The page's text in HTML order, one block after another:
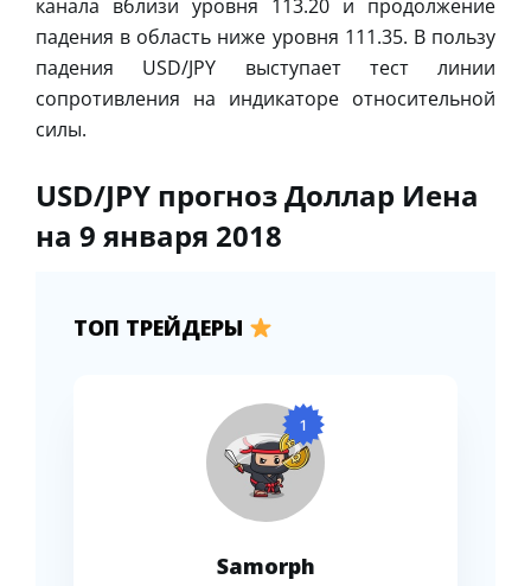
канала вблизи уровня 113.20 и продолжение
падения в область ниже уровня 111.35. В пользу
падения USD/JPY выступает тест линии
сопротивления на индикаторе относительной
силы.
USD/JPY прогноз Доллар Иена
на 9 января 2018
ТОП ТРЕЙДЕРЫ
1
Samorph